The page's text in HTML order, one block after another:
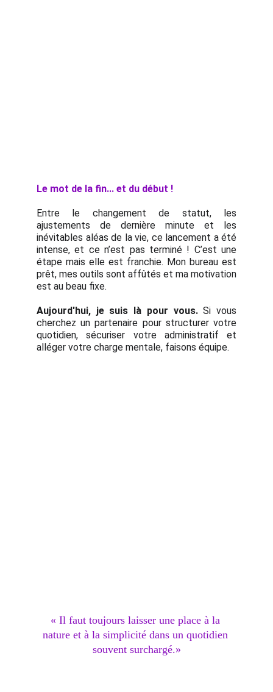
Le mot de la fin... et du début !
Entre le changement de statut, les
ajustements de dernière minute et les
inévitables aléas de la vie, ce lancement a été
intense, et ce n’est pas terminé ! C’est une
étape mais elle est franchie. Mon bureau est
prêt, mes outils sont affûtés et ma motivation
est au beau fixe.
Aujourd'hui, je suis là pour vous.Si vous
cherchez un partenaire pour structurer votre
quotidien, sécuriser votre administratif et
alléger votre charge mentale, faisons équipe.
« Il faut toujours laisser une place à la
nature et à la simplicité dans un quotidien
souvent surchargé.»